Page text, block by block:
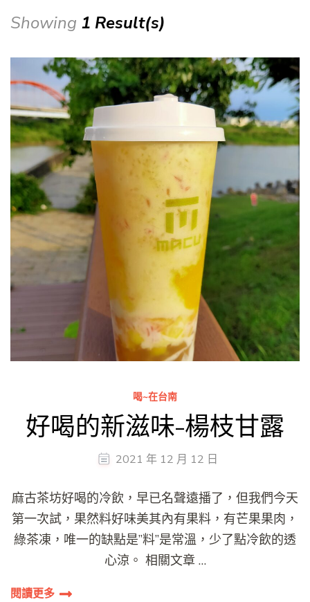
Showing 1 Result(s)
喝~在台南
好喝的新滋味-楊枝甘露
2021 年 12 月 12 日
麻古茶坊好喝的冷飲，早已名聲遠播了，但我們今天
第一次試，果然料好味美其內有果料，有芒果果肉，
綠茶凍，唯一的缺點是”料”是常溫，少了點冷飲的透
心涼。 相關文章 …
閱讀更多